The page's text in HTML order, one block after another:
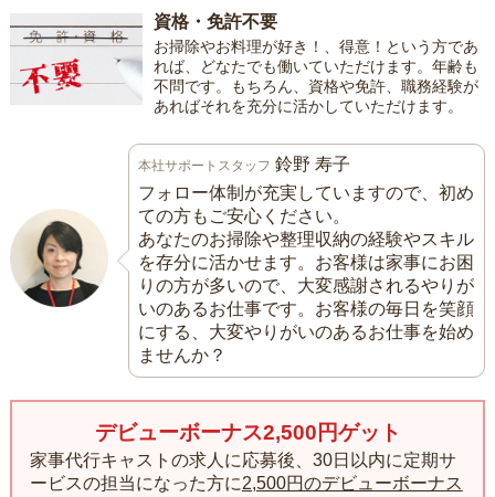
資格・免許不要
お掃除やお料理が好き！、得意！という方であ
れば、どなたでも働いていただけます。年齢も
不問です。もちろん、資格や免許、職務経験が
あればそれを充分に活かしていただけます。
本社サポートスタッフ 鈴野 寿子
フォロー体制が充実していますので、初め
ての方もご安心ください。
あなたのお掃除や整理収納の経験やスキル
を存分に活かせます。お客様は家事にお困
りの方が多いので、大変感謝されるやりが
いのあるお仕事です。お客様の毎日を笑顔
にする、大変やりがいのあるお仕事を始め
ませんか？
デビューボーナス2,500円ゲット
家事代行キャストの求人に応募後、30日以内に定期サ
ービスの担当になった方に2,500円のデビューボーナス